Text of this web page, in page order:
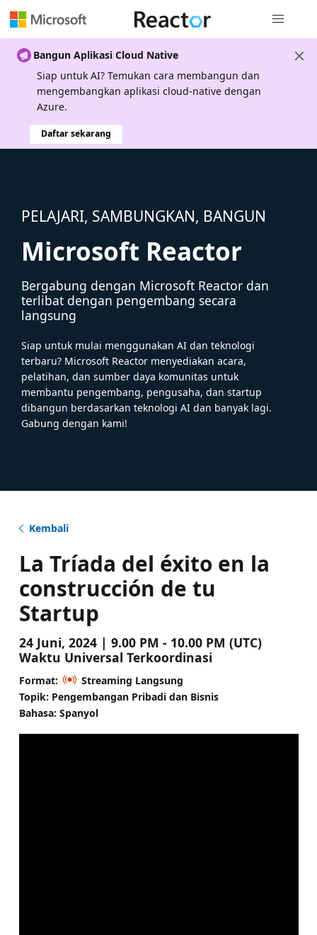
Bangun Aplikasi Cloud Native
Siap untuk AI? Temukan cara membangun dan
mengembangkan aplikasi cloud-native dengan
Azure.
Daftar sekarang
PELAJARI, SAMBUNGKAN, BANGUN
Microsoft Reactor
Bergabung dengan Microsoft Reactor dan
terlibat dengan pengembang secara
langsung
Siap untuk mulai menggunakan AI dan teknologi
terbaru? Microsoft Reactor menyediakan acara,
pelatihan, dan sumber daya komunitas untuk
membantu pengembang, pengusaha, dan startup
dibangun berdasarkan teknologi AI dan banyak lagi.
Gabung dengan kami!
Kembali
La Tríada del éxito en la
construcción de tu
Startup
24 Juni, 2024 | 9.00 PM - 10.00 PM (UTC)
Waktu Universal Terkoordinasi
Format:
Streaming Langsung
Topik: Pengembangan Pribadi dan Bisnis
Bahasa: Spanyol